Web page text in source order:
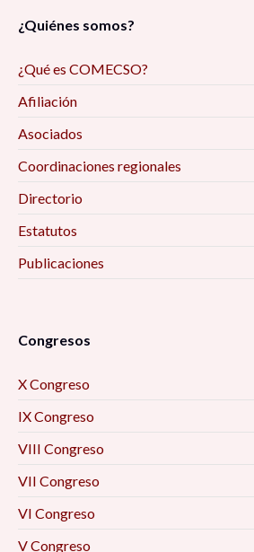
¿Quiénes somos?
¿Qué es COMECSO?
Afiliación
Asociados
Coordinaciones regionales
Directorio
Estatutos
Publicaciones
Congresos
X Congreso
IX Congreso
VIII Congreso
VII Congreso
VI Congreso
V Congreso